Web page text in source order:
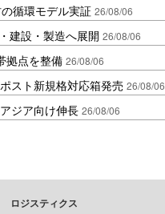
循環モデル実証 26/08/06
建設・製造へ展開 26/08/06
拠点を整備 26/08/06
スト新規格対応箱発売 26/08/06
ジア向け伸長 26/08/06
ロジスティクス